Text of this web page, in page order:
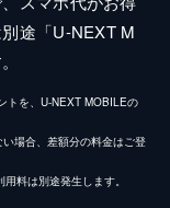
途「U-NEXT M
トを、U-NEXT MOBILEの
場合、差額分の料金はご登
料は別途発生します。